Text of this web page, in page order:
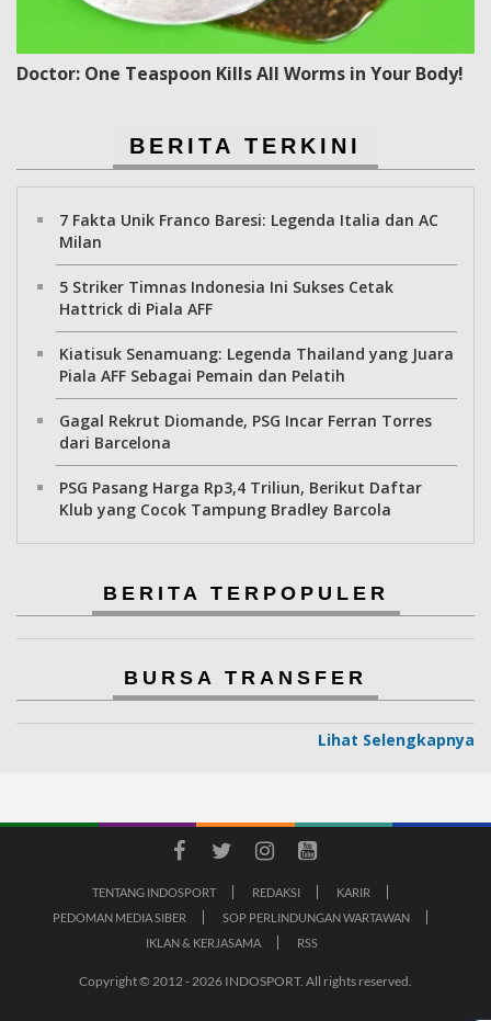
Doctor: One Teaspoon Kills All Worms in Your Body!
BERITA TERKINI
7 Fakta Unik Franco Baresi: Legenda Italia dan AC
Milan
5 Striker Timnas Indonesia Ini Sukses Cetak
Hattrick di Piala AFF
Kiatisuk Senamuang: Legenda Thailand yang Juara
Piala AFF Sebagai Pemain dan Pelatih
Gagal Rekrut Diomande, PSG Incar Ferran Torres
dari Barcelona
PSG Pasang Harga Rp3,4 Triliun, Berikut Daftar
Klub yang Cocok Tampung Bradley Barcola
BERITA TERPOPULER
BURSA TRANSFER
Lihat Selengkapnya
TENTANG INDOSPORT REDAKSI
KARIR
PEDOMAN MEDIA SIBER
SOP PERLINDUNGAN WARTAWAN
IKLAN & KERJASAMA
RSS
Copyright © 2012 - 2026 INDOSPORT. All rights reserved.